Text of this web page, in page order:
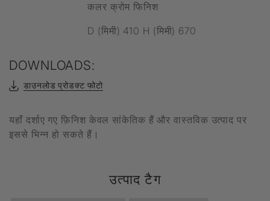
कलर क्रोम फिनिश
D (मिमी) 410 H (मिमी) 670
DOWNLOADS:
डाउनलोड प्रोडक्ट फोटो
यहाँ दर्शाए गए फ़िनिश केवल सांकेतिक हैं और वास्तविक उत्पाद पर
इससे भिन्न हो सकते हैं।
उत्पाद टैग